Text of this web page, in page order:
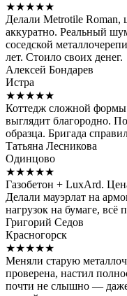
★★★★★
Делали Metrotile Roman,
аккуратно. Реальный
соседской
лет. Стоило своих денег.
Алексей Бондарев
Истра
★★★★★
Коттедж сложной
выглядит благородно.
образца. Бригада
Татьяна Лесникова
Одинцово
★★★★★
Газобетон + LuxArd.
Делали мауэрлат на
нагрузок на бумаге,
Григорий Седов
Красногорск
★★★★★
Меняли старую
проверена, настил
почти не слышно —